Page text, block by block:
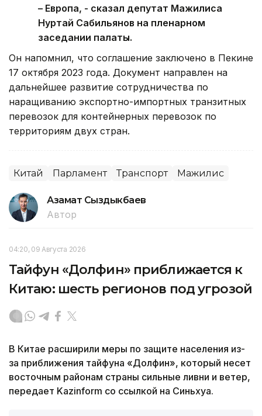
– Европа, - сказал депутат Мажилиса
Нуртай Сабильянов на пленарном
заседании палаты.
Он напомнил, что соглашение заключено в Пекине
17 октября 2023 года. Документ направлен на
дальнейшее развитие сотрудничества по
наращиванию экспортно-импортных транзитных
перевозок для контейнерных перевозок по
территориям двух стран.
Китай Парламент Транспорт Мажилис
Азамат Сыздыкбаев
Автор
04:20, 09 Августа 2026
Тайфун «Долфин» приближается к
Китаю: шесть регионов под угрозой
В Китае расширили меры по защите населения из-
за приближения тайфуна «Долфин», который несет
восточным районам страны сильные ливни и ветер,
передает Kazinform со ссылкой на Синьхуа.